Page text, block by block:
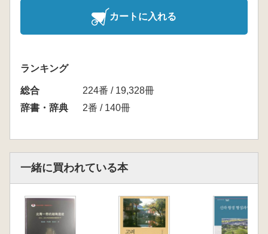
カートに入れる
ランキング
総合
224番 / 19,328冊
辞書・辞典
2番 / 140冊
一緒に買われている本